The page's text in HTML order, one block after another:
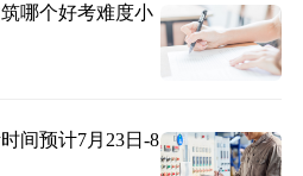
哪个好考难度小
间预计7月23日-8